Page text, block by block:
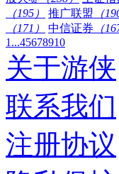
（195）
推广联盟 （
（171）
中信证券 （
1...45678910
关于游侠
联系我们
注册协议